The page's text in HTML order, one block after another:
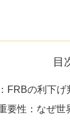
目
FRBの利下
要性：なぜ